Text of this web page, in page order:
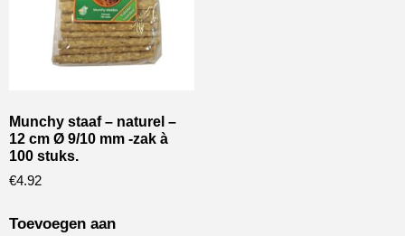
Munchy staaf – naturel –
12 cm Ø 9/10 mm -zak à
100 stuks.
€4.92
Toevoegen aan